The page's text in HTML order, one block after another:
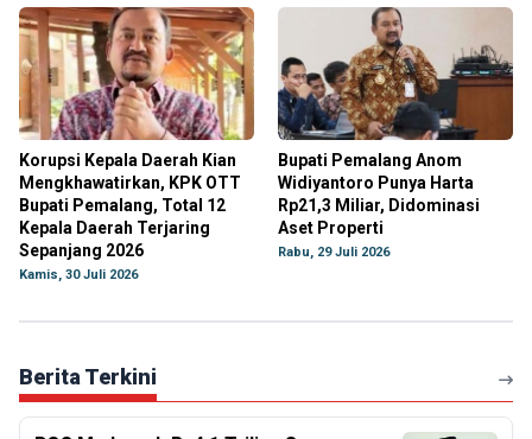
Korupsi Kepala Daerah Kian
Mengkhawatirkan, KPK OTT
Bupati Pemalang, Total 12
Kepala Daerah Terjaring
Sepanjang 2026
Kamis, 30 Juli 2026
Bupati Pemalang Anom
Widiyantoro Punya Harta
Rp21,3 Miliar, Didominasi
Aset Properti
Rabu, 29 Juli 2026
Berita Terkini